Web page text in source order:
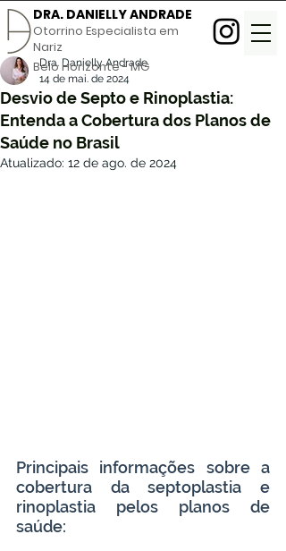
DRA. DANIELLY ANDRADE
Otorrino Especialista em
Nariz
Belo Horizonte - MG
Desvio de Septo e Rinoplastia:
Entenda a Cobertura dos Planos de
Saúde no Brasil
Dra. Danielly Andrade
14 de mai. de 2024
Atualizado: 12 de ago. de 2024
Principais informações sobre a
cobertura da septoplastia e
rinoplastia pelos planos de
saúde: